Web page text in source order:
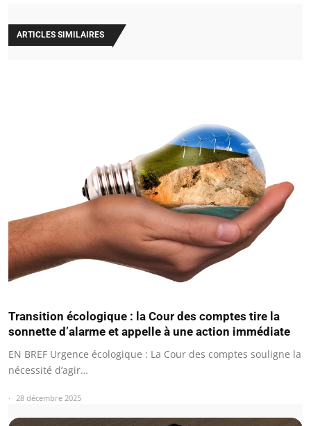
ARTICLES SIMILAIRES
Transition écologique : la Cour des comptes tire la
sonnette d’alarme et appelle à une action immédiate
EN BREF Urgence écologique : La Cour des comptes souligne la
nécessité d’agir…
28 décembre 2025